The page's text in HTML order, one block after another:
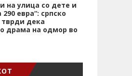
на улица со дете и
евра“: српско
тврди дека
драма на одмор во